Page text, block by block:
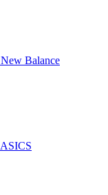
New Balance
ASICS